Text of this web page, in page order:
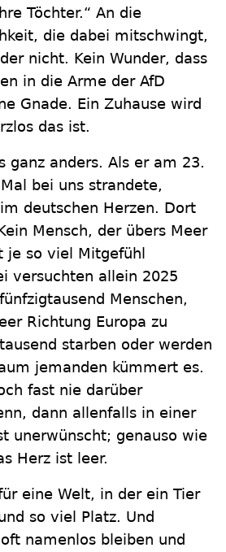
Töchter.“ An die
die dabei mitschwingt,
nicht. Kein Wunder, dass
in die Arme der AfD
Gnade. Ein Zuhause wird
das ist.
ganz anders. Als er am 23.
bei uns strandete,
deutschen Herzen. Dort
Mensch, der übers Meer
so viel Mitgefühl
versuchten allein 2025
Menschen,
Richtung Europa zu
starben oder werden
jemanden kümmert es.
fast nie darüber
dann allenfalls in einer
unerwünscht; genauso wie
Herz ist leer.
eine Welt, in der ein Tier
so viel Platz. Und
namenlos bleiben und